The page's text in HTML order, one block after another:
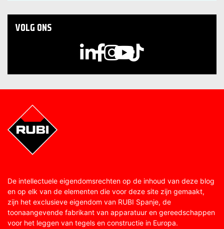
VOLG ONS
De intellectuele eigendomsrechten op de inhoud van deze blog
en op elk van de elementen die voor deze site zijn gemaakt,
zijn het exclusieve eigendom van RUBI Spanje, de
toonaangevende fabrikant van apparatuur en gereedschappen
voor het leggen van tegels en constructie in Europa.